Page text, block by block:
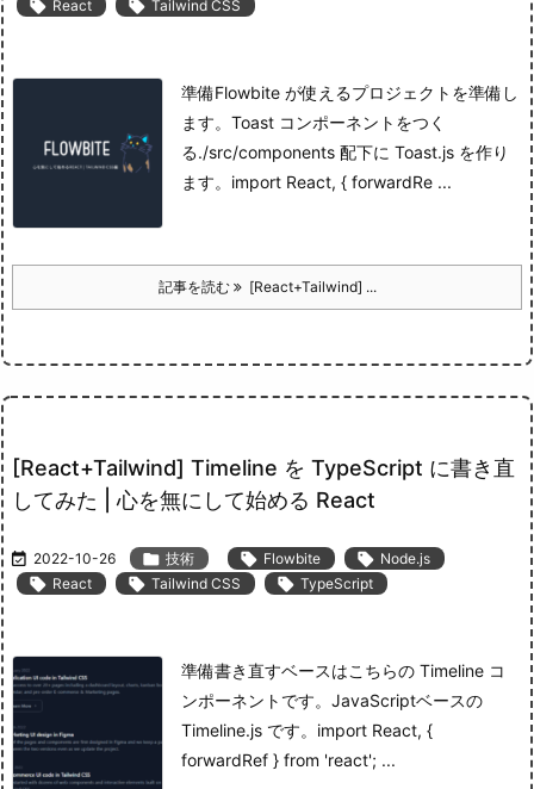
 React  Tailwind CSS
準備Flowbite が使えるプロジェクトを準備し
ます。Toast コンポーネントをつく
る./src/components 配下に Toast.js を作り
ます。 import React, { forwardRe ...
記事を読む [React+Tailwind] ...
[React+Tailwind] Timeline を TypeScript に書き直
してみた | 心を無にして始める React
 2022-10-26  技術  Flowbite  Node.js
 React  Tailwind CSS  TypeScript
準備書き直すベースはこちらの Timeline コ
ンポーネントです。JavaScriptベースの
Timeline.js です。 import React, {
forwardRef } from 'react'; ...